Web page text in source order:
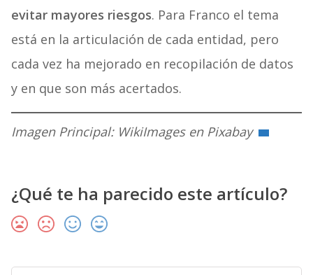
evitar mayores riesgos. Para Franco el tema
está en la articulación de cada entidad, pero
cada vez ha mejorado en recopilación de datos
y en que son más acertados.
Imagen Principal: WikiImages en Pixabay
¿Qué te ha parecido este artículo?